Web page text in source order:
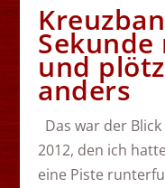
und
anders
Das war der
2012, den ich
eine Piste